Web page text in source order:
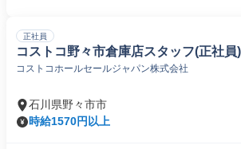
正社員
コストコ野々市倉庫店スタッフ(正社員)
コストコホールセールジャパン株式会社
石川県野々市市
時給1570円以上